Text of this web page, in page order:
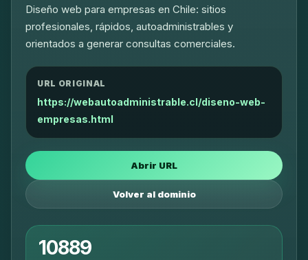
Diseño web para empresas en Chile: sitios
profesionales, rápidos, autoadministrables y
orientados a generar consultas comerciales.
URL ORIGINAL
https://webautoadministrable.cl/diseno-web-
empresas.html
Abrir URL
Volver al dominio
10889